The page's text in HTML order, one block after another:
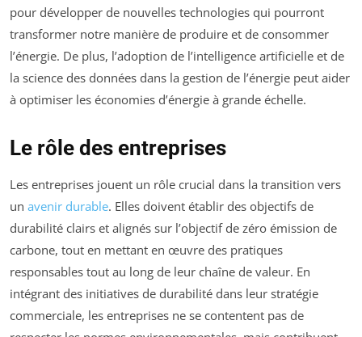
pour développer de nouvelles technologies qui pourront
transformer notre manière de produire et de consommer
l’énergie. De plus, l’adoption de l’intelligence artificielle et de
la science des données dans la gestion de l’énergie peut aider
à optimiser les économies d’énergie à grande échelle.
Le rôle des entreprises
Les entreprises jouent un rôle crucial dans la transition vers
un avenir durable. Elles doivent établir des objectifs de
durabilité clairs et alignés sur l’objectif de zéro émission de
carbone, tout en mettant en œuvre des pratiques
responsables tout au long de leur chaîne de valeur. En
intégrant des initiatives de durabilité dans leur stratégie
commerciale, les entreprises ne se contentent pas de